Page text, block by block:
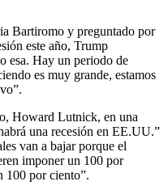
Bartiromo y preguntado por
este año, Trump
esa. Hay un periodo de
es muy grande, estamos
Howard Lutnick, en una
una recesión en EE.UU.”
van a bajar porque el
imponer un 100 por
100 por ciento”.